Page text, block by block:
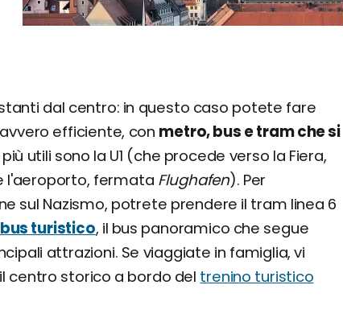
dal centro: in questo caso potete fare
efficiente, con metro, bus e tram che si
utili sono la U1 (che procede verso la Fiera,
l'aeroporto, fermata Flughafen). Per
sul Nazismo, potrete prendere il tram linea 6
bus turistico, il bus panoramico che segue
attrazioni. Se viaggiate in famiglia, vi
centro storico a bordo del trenino turistico